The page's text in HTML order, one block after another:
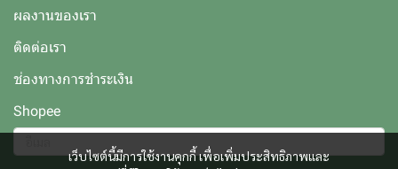
เว็บไซต์นี้มีการใช้งานคุกกี้ เพื่อเพิ่มประสิทธิภาพและ
ผลงานของเรา
ติดต่อเรา
ช่องทางการชำระเงิน
Shopee